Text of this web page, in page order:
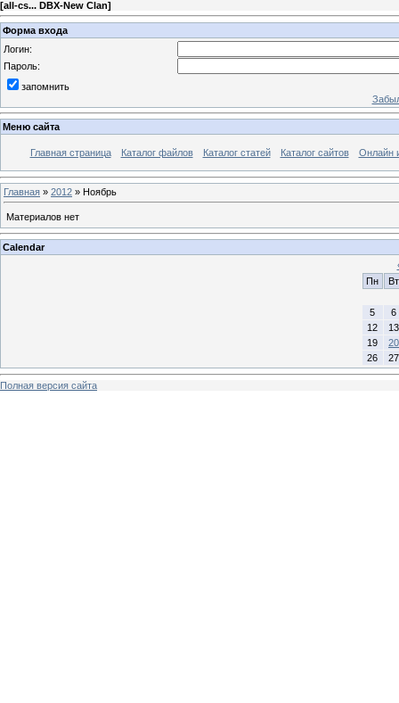
[all-cs... DBX-New Clan]
Форма входа
Логин:
Пароль:
запомнить
Меню сайта
Главная страница Каталог файлов Каталог статей Каталог сайтов Онлайн
Главная » 2012 » Ноябрь
Материалов нет
Calendar
Пн
Вт
5
6
12
13
19
20
26
27
Полная версия сайта